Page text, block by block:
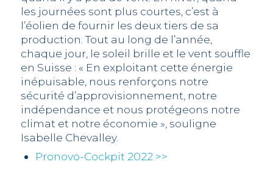
les journées sont plus courtes, c’est à
l’éolien de fournir les deux tiers de sa
production. Tout au long de l’année,
chaque jour, le soleil brille et le vent souffle
en Suisse : « En exploitant cette énergie
inépuisable, nous renforçons notre
sécurité d’approvisionnement, notre
indépendance et nous protégeons notre
climat et notre économie », souligne
Isabelle Chevalley.
Pronovo-Cockpit 2022 >>